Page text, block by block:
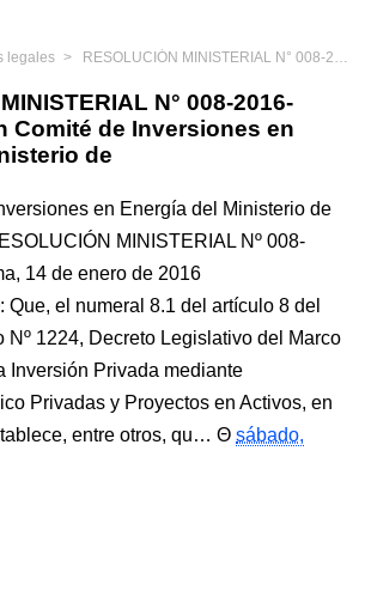
legales RESOLUCIÓN MINISTERIAL N° 008-2016-MEM/DM Crean Comité de Inversiones en Energía del Ministerio de
N° 008-2016-
Comité de Inversiones en
de
en Energía del Ministerio de
MINISTERIAL Nº 008-
14 de enero de 2016
el numeral 8.1 del artículo 8 del
Nº 1224, Decreto Legislativo del Marco
Inversión Privada mediante
Privadas y Proyectos en Activos, en
entre otros, qu…
sábado,